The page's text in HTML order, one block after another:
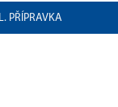
PŘÍPRAVKA